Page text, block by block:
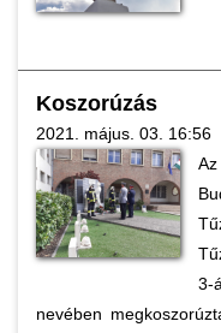
Koszorúzás
2021. május. 03. 16:56
3-
nevében